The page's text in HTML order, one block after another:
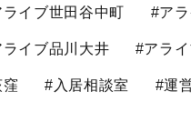
ライブ世田谷中町 #ア
ライブ品川大井 #アラ
#入居相談室 #運